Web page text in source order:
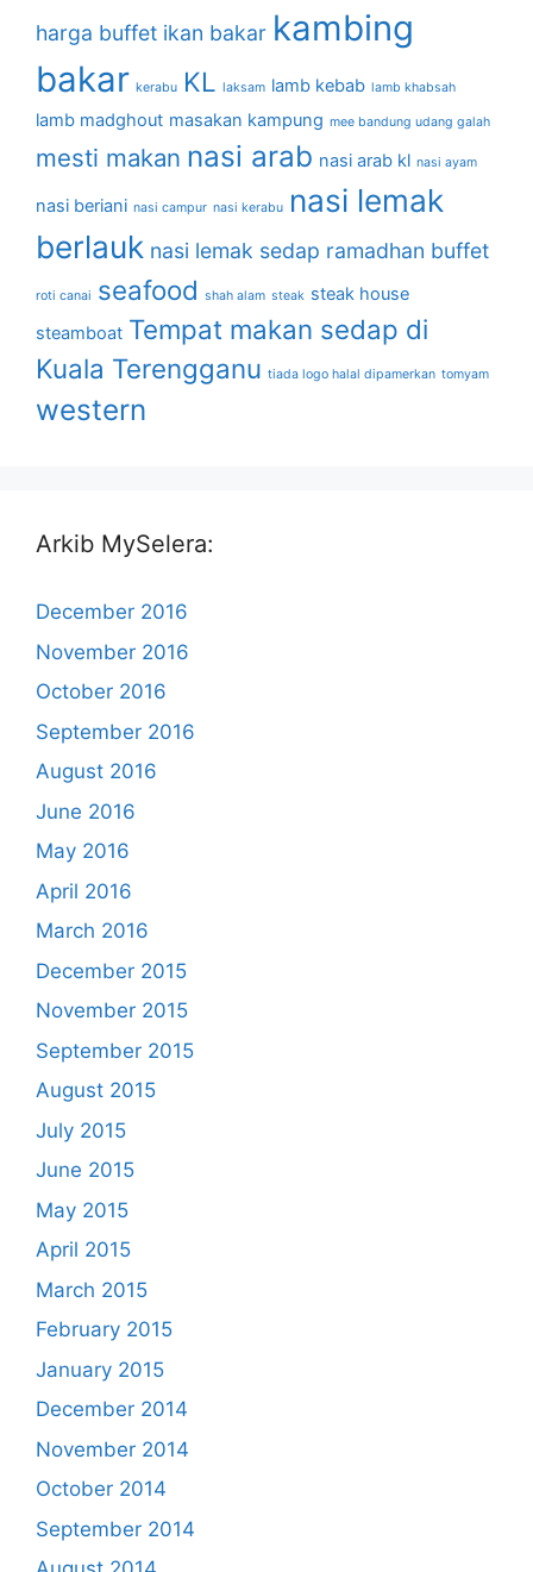
harga buffet ikan bakar kambing
bakar kerabu KL laksam lamb kebab lamb khabsah
lamb madghout masakan kampung mee bandung udang galah
mesti makan nasi arab nasi arab kl nasi ayam
nasi beriani nasi campur nasi kerabu nasi lemak
berlauk nasi lemak sedap ramadhan buffet
roti canai seafood shah alam steak steak house
steamboat Tempat makan sedap di
Kuala Terengganu tiada logo halal dipamerkan tomyam
western
Arkib MySelera:
December 2016
November 2016
October 2016
September 2016
August 2016
June 2016
May 2016
April 2016
March 2016
December 2015
November 2015
September 2015
August 2015
July 2015
June 2015
May 2015
April 2015
March 2015
February 2015
January 2015
December 2014
November 2014
October 2014
September 2014